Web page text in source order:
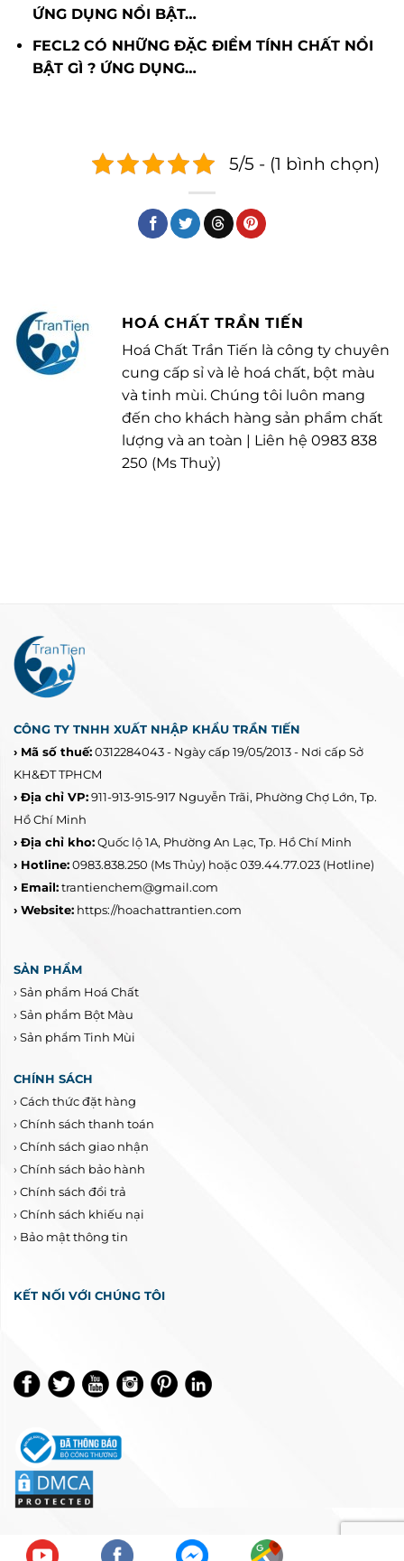
ỨNG DỤNG NỔI BẬT…
FECL2 CÓ NHỮNG ĐẶC ĐIỂM TÍNH CHẤT NỔI
BẬT GÌ ? ỨNG DỤNG…
5/5 - (1 bình chọn)
HOÁ CHẤT TRẦN TIẾN
Hoá Chất Trần Tiến là công ty chuyên
cung cấp sỉ và lẻ hoá chất, bột màu
và tinh mùi. Chúng tôi luôn mang
đến cho khách hàng sản phẩm chất
lượng và an toàn | Liên hệ 0983 838
250 (Ms Thuỷ)
CÔNG TY TNHH XUẤT NHẬP KHẨU TRẦN TIẾN
› Mã số thuế:0312284043 - Ngày cấp 19/05/2013 - Nơi cấp Sở
KH&ĐT TPHCM
› Địa chỉ VP:911-913-915-917 Nguyễn Trãi, Phường Chợ Lớn, Tp.
Hồ Chí Minh
› Địa chỉ kho:Quốc lộ 1A, Phường An Lạc, Tp. Hồ Chí Minh
› Hotline: 0983.838.250 (Ms Thủy) hoặc 039.44.77.023(Hotline)
› Email:trantienchem@gmail.com
› Website: https://hoachattrantien.com
SẢN PHẨM
› Sản phẩm Hoá Chất
› Sản phẩm Bột Màu
› Sản phẩm Tinh Mùi
CHÍNH SÁCH
› Cách thức đặt hàng
› Chính sách thanh toán
› Chính sách giao nhận
› Chính sách bảo hành
› Chính sách đổi trả
› Chính sách khiếu nại
› Bảo mật thông tin
KẾT NỐI VỚI CHÚNG TÔI